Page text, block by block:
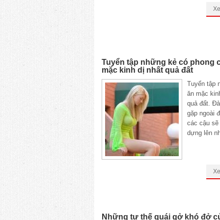
Tuyển tập những kẻ có phong
mặc kinh dị nhất quả đất
Tuyển tập
ăn mặc
quả đất.
gặp ngoài
các cậu sẽ
dựng lên
Những tư thế quái gở khó đở